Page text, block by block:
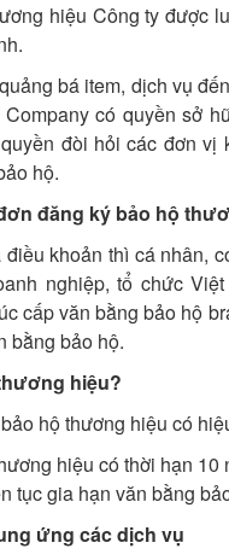
hiệu Công ty được
bá item, dịch vụ
có quyền sở
đòi hỏi các đơn vị
hộ.
đăng ký bảo hộ
khoản thì cá nhân,
nghiệp, tổ chức
cấp văn bằng bảo hộ
bằng bảo hộ.
hiệu?
hộ thương hiệu có
hiệu có thời hạn
tục gia hạn văn bằng
ứng các dịch vụ